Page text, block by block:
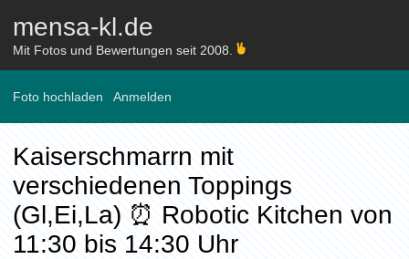
mensa-kl.de
Mit Fotos und Bewertungen seit 2008.
Foto hochladen Anmelden
Kaiserschmarrn mit
verschiedenen Toppings
(Gl,Ei,La) ⏰ Robotic Kitchen von
11:30 bis 14:30 Uhr